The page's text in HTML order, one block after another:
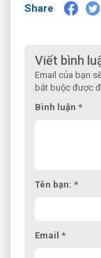
Share
Viết bình
Email của bạn
bắt buộc được
Bình luận *
Tên bạn: *
Email *